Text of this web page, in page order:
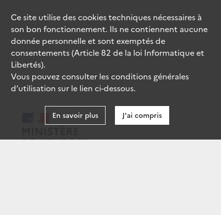
Ce site utilise descookiestechniques nécessaires à
son bon fonctionnement. Ils ne contiennent aucune
donnée personnelle et sont exemptés de
consentements (Article 82 de la loi Informatique et
Libertés).
Vous pouvez consulter les conditions générales
d’utilisation sur le lien ci-dessous.
En savoir plus J'ai compris